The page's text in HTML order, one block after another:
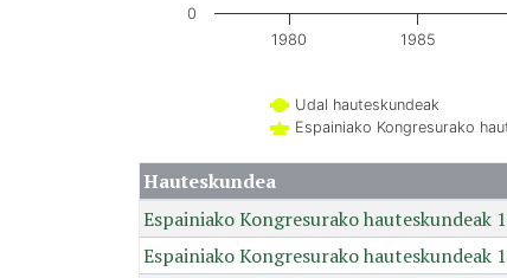
Udal hauteskundeak
Espainiako Kongresurako
1980 1985
0
Hauteskundea
Espainiako Kongresurako hauteskundeak
Espainiako Kongresurako hauteskundeak